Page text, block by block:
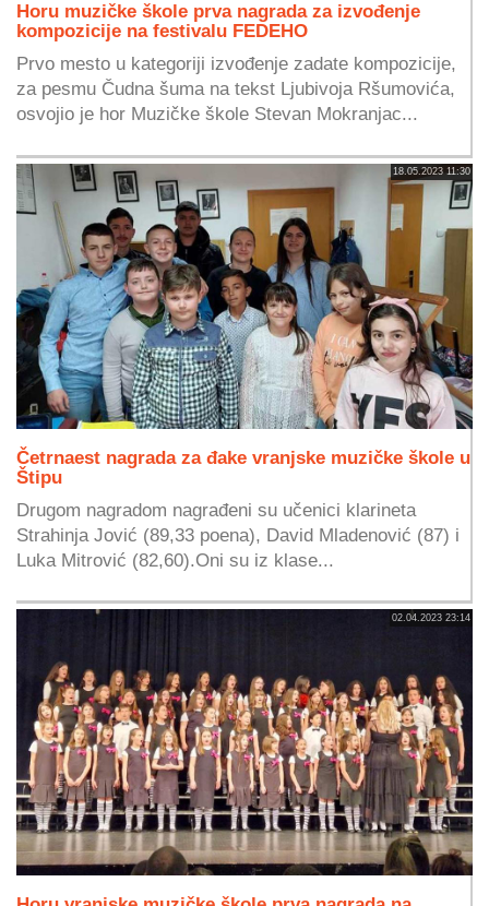
Horu muzičke škole prva nagrada za izvođenje
kompozicije na festivalu FEDEHO
Prvo mesto u kategoriji izvođenje zadate kompozicije,
za pesmu Čudna šuma na tekst Ljubivoja Ršumovića,
osvojio je hor Muzičke škole Stevan Mokranjac...
18.05.2023 11:30
Četrnaest nagrada za đake vranjske muzičke škole u
Štipu
Drugom nagradom nagrađeni su učenici klarineta
Strahinja Jović (89,33 poena), David Mladenović (87) i
Luka Mitrović (82,60).Oni su iz klase...
02.04.2023 23:14